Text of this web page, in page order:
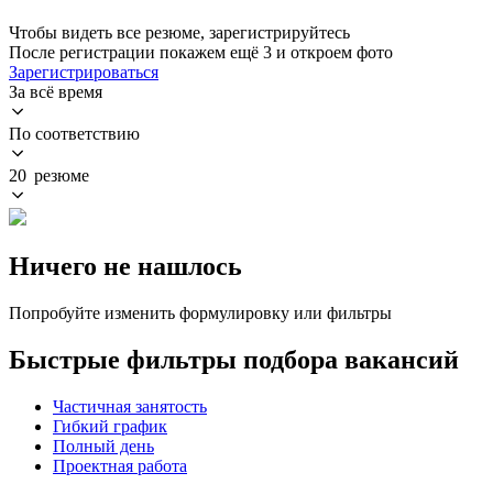
Чтобы видеть все резюме, зарегистрируйтесь
После регистрации покажем ещё 3 и откроем фото
Зарегистрироваться
За всё время
По соответствию
20 резюме
Ничего не нашлось
Попробуйте изменить формулировку или фильтры
Быстрые фильтры подбора вакансий
Частичная занятость
Гибкий график
Полный день
Проектная работа